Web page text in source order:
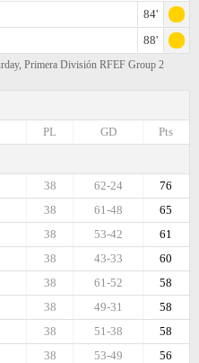
84'
88'
Primera División RFEF Group 2
Pts
GD
PL
76
62-24
38
65
61-48
38
61
53-42
38
60
43-33
38
58
61-52
38
58
49-31
38
58
51-38
38
56
53-49
38